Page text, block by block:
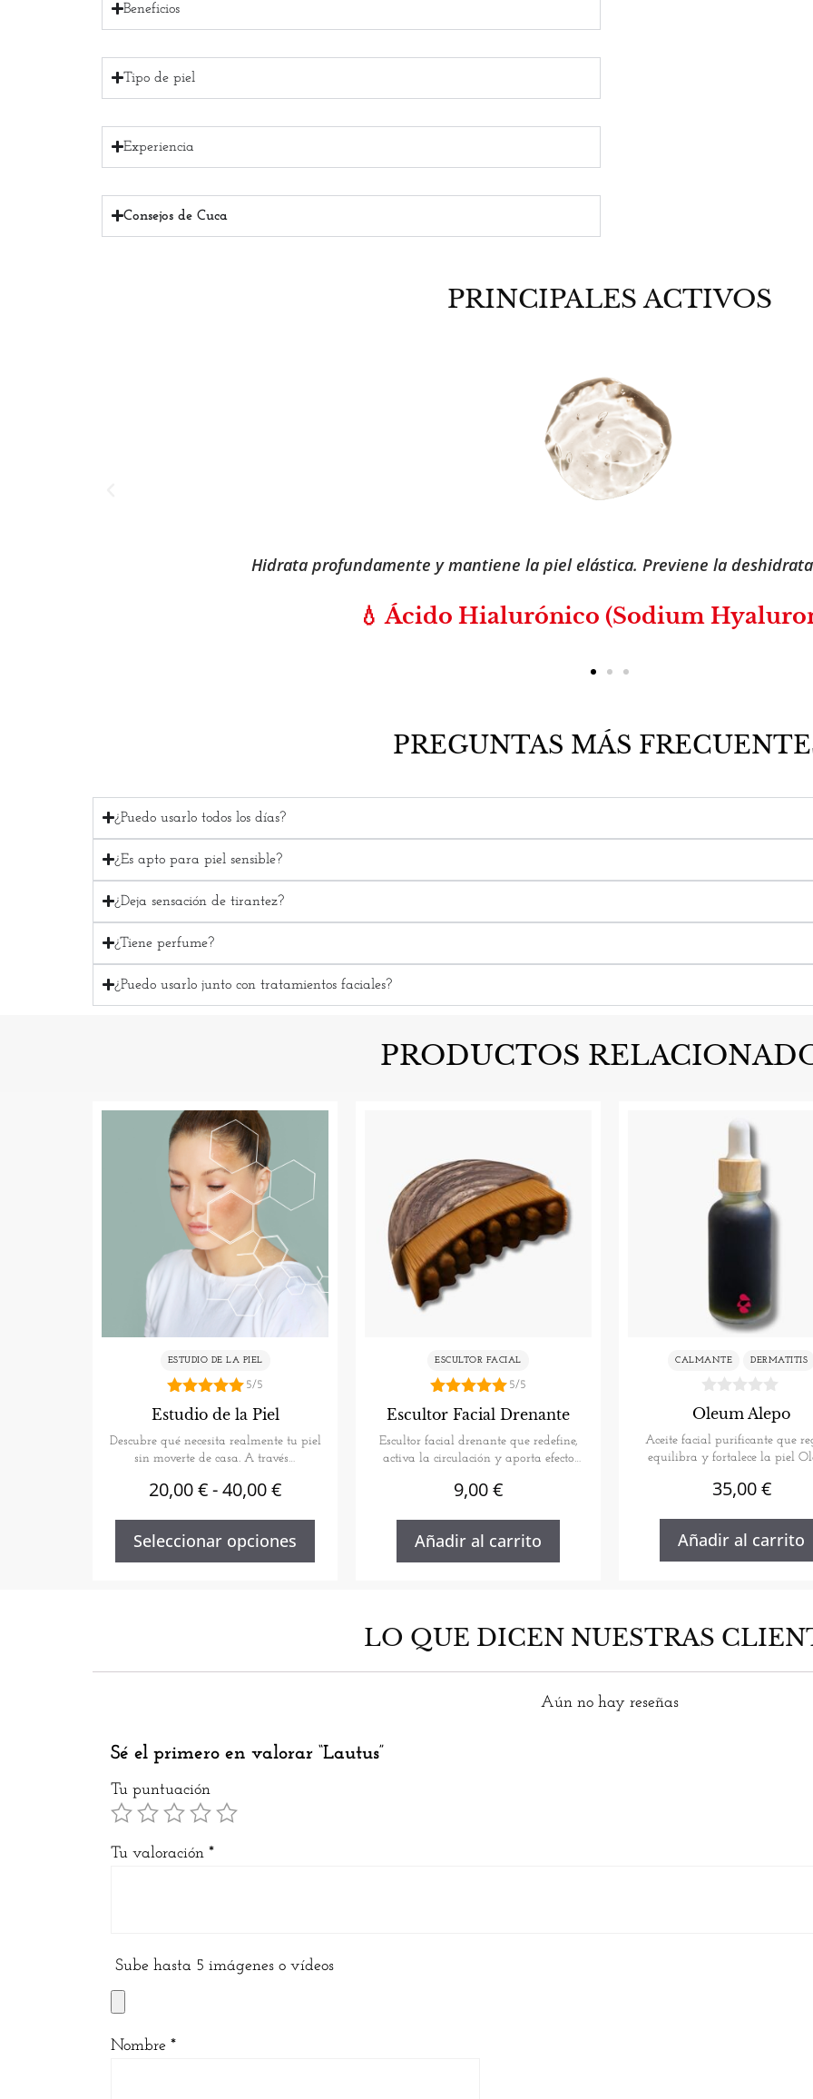
Beneficios
Tipo de piel
Experiencia
Consejos de Cuca
PRINCIPALES ACTIVOS
Refuerzan la barrera cutánea. Protegen frente a la pérdida de humedad
🧬 Ceramidas NP
PREGUNTAS MÁS
¿Puedo usarlo todos los días?
¿Es apto para piel sensible?
¿Deja sensación de tirantez?
¿Tiene perfume?
¿Puedo usarlo junto con tratamientos faciales?
PRODUCTOS
ESTUDIO DE LA PIEL
5.00
de 5
5/5
Estudio de la Piel
Descubre qué necesita realmente tu piel
sin moverte de casa. A través…
20,00€-40,00€
Seleccionar opciones
ESCULTOR FACIAL
5.00
de 5
5/5
Escultor Facial Drenante
Escultor facial drenante que redefine,
activa la circulación y aporta efecto
9,00€
Añadir al carrito
CALMANTE DERMATITIS
Oleum Alepo
Aceite facial purificante que
equilibra y fortalece la piel
35,00€
Añadir al carrito
LO QUE DICEN NUESTRAS
Aún no hay reseñas
Sé el primero en valorar “Lautus”
Tu puntuación
Tu valoración *
Sube hasta 5 imágenes o vídeos
Nombre *